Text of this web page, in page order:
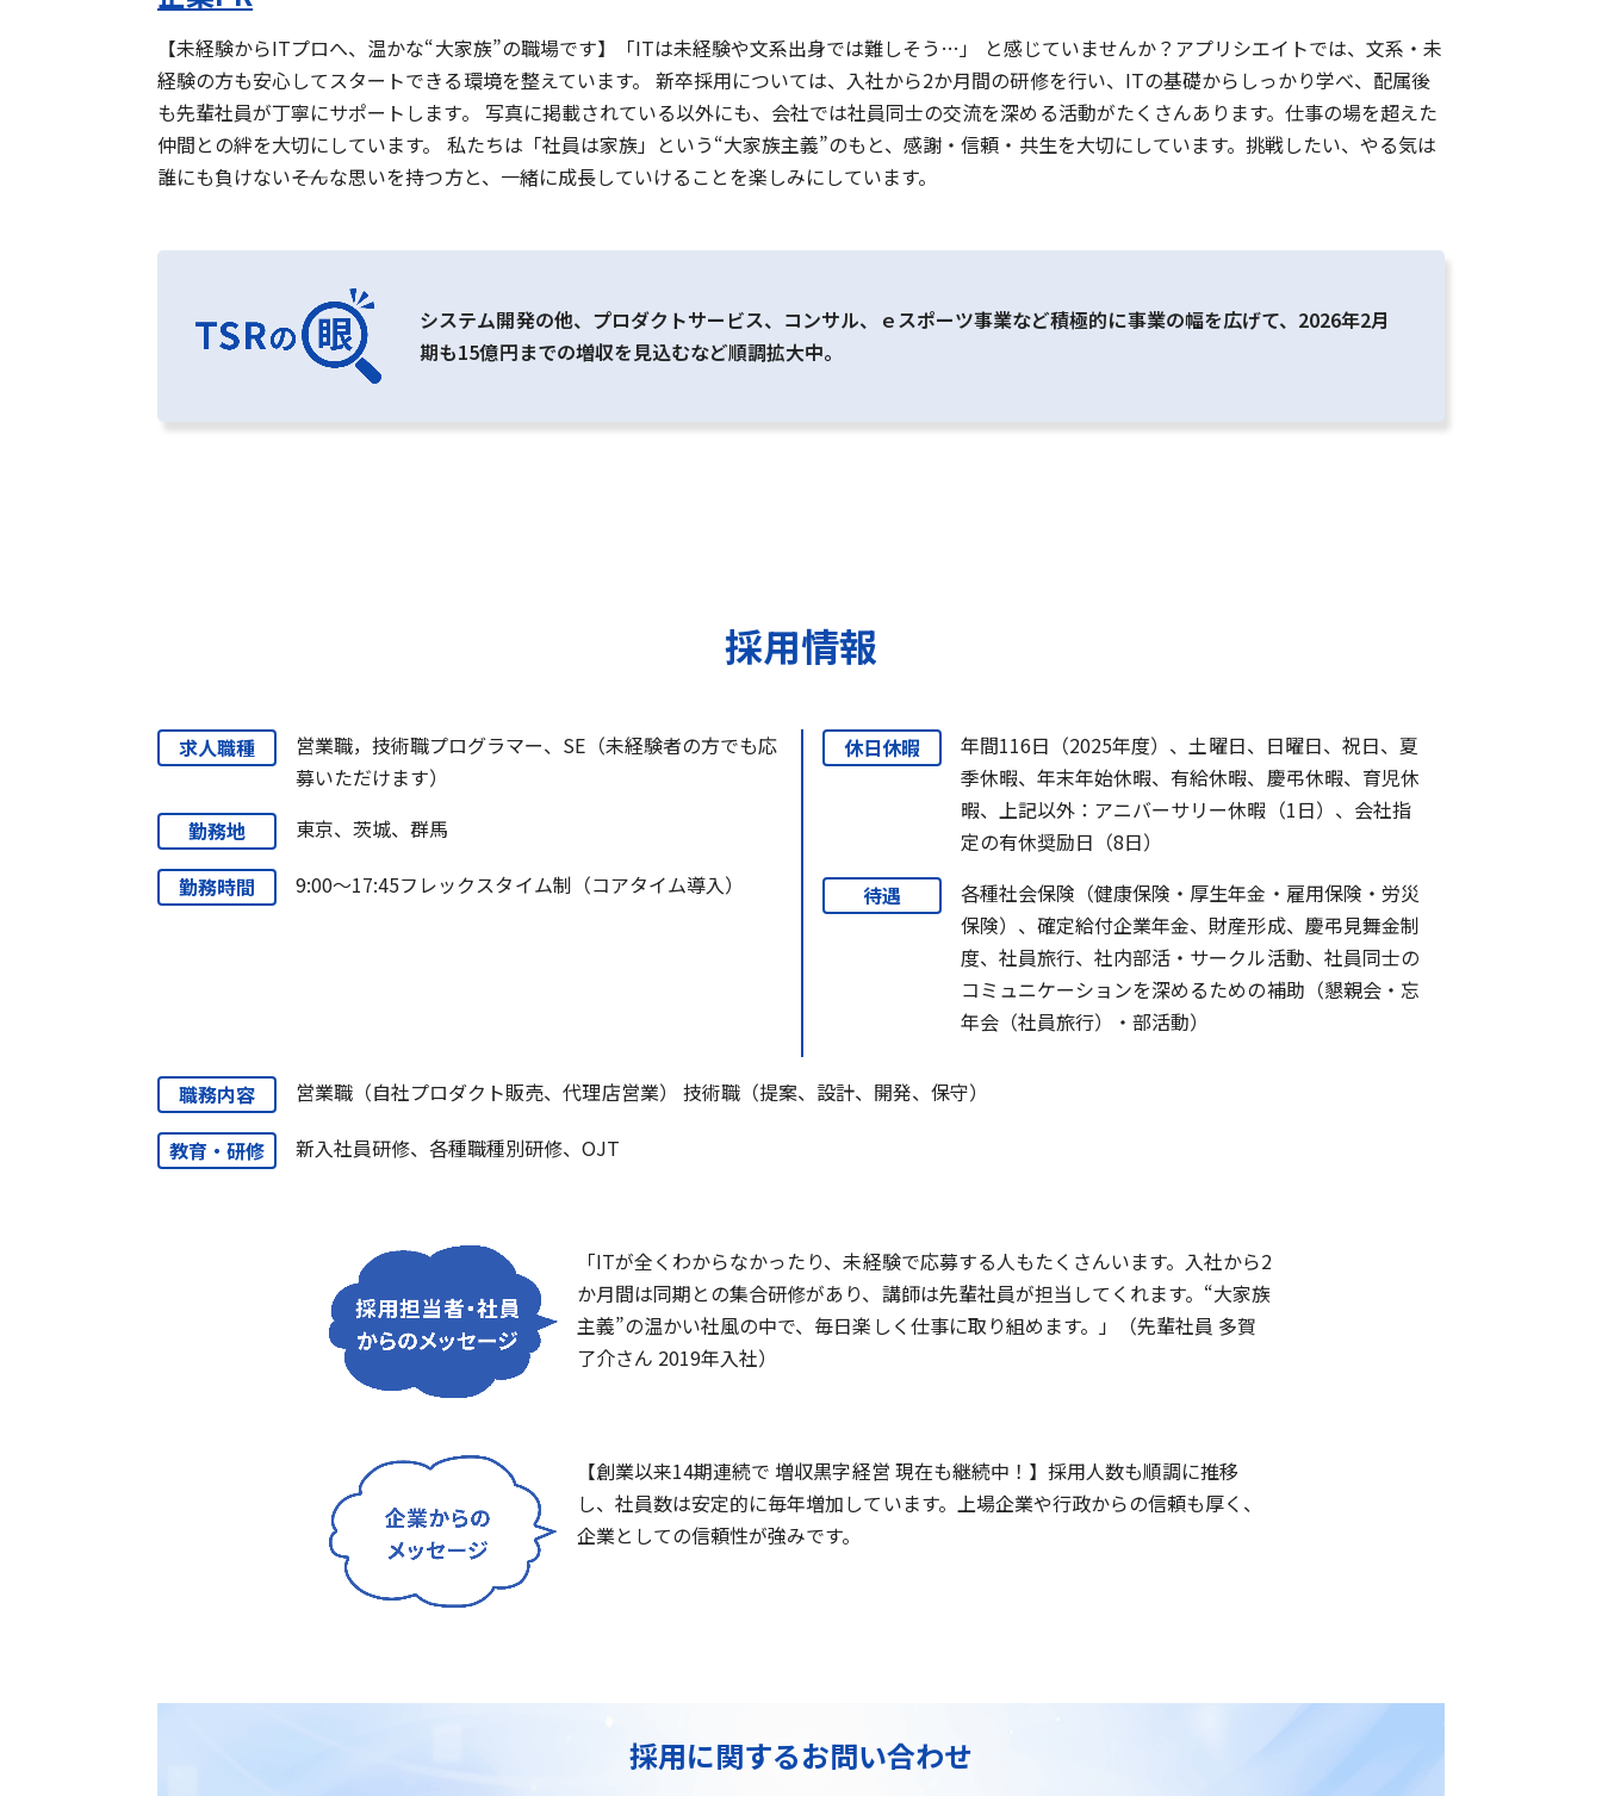
【未経験からITプロへ、温かな“大家族”の職場です】「ITは未経験や文系出身では難しそう…」 と感じていませんか？アプリシエイトでは、文系・未
経験の方も安心してスタートできる環境を整えています。 新卒採用については、入社から2か月間の研修を行い、ITの基礎からしっかり学べ、配属後
も先輩社員が丁寧にサポートします。 写真に掲載されている以外にも、会社では社員同士の交流を深める活動がたくさんあります。仕事の場を超えた
仲間との絆を大切にしています。 私たちは「社員は家族」という“大家族主義”のもと、感謝・信頼・共生を大切にしています。挑戦したい、やる気は
誰にも負けない――そんな思いを持つ方と、一緒に成長していけることを楽しみにしています。
システム開発の他、プロダクトサービス、コンサル、ｅスポーツ事業など積極的に事業の幅を広げて、2026年2月
期も15億円までの増収を見込むなど順調拡大中。
採用情報
求人職種
営業職，技術職プログラマー、SE（未経験者の方でも応
募いただけます）
勤務地
東京、茨城、群馬
勤務時間 9:00～17:45フレックスタイム制（コアタイム導入）
休日休暇
年間116日（2025年度）、土曜日、日曜日、祝日、夏
季休暇、年末年始休暇、有給休暇、慶弔休暇、育児休
暇、上記以外：アニバーサリー休暇（1日）、会社指
定の有休奨励日（8日）
待遇
各種社会保険（健康保険・厚生年金・雇用保険・労災
保険）、確定給付企業年金、財産形成、慶弔見舞金制
度、社員旅行、社内部活・サークル活動、社員同士の
コミュニケーションを深めるための補助（懇親会・忘
年会（社員旅行）・部活動）
職務内容 営業職（自社プロダクト販売、代理店営業） 技術職（提案、設計、開発、保守）
教育・研修 新入社員研修、各種職種別研修、OJT
「ITが全くわからなかったり、未経験で応募する人もたくさんいます。入社から2
か月間は同期との集合研修があり、講師は先輩社員が担当してくれます。“大家族
主義”の温かい社風の中で、毎日楽しく仕事に取り組めます。」（先輩社員 多賀
了介さん 2019年入社）
【創業以来14期連続で 増収黒字経営 現在も継続中！】採用人数も順調に推移
し、社員数は安定的に毎年増加しています。上場企業や行政からの信頼も厚く、
企業としての信頼性が強みです。
採用に関するお問い合わせ